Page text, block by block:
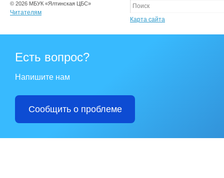
© 2026 МБУК «Ялтинская ЦБС»
Читателям
Карта сайта
Есть вопрос?
Напишите нам
Сообщить о проблеме